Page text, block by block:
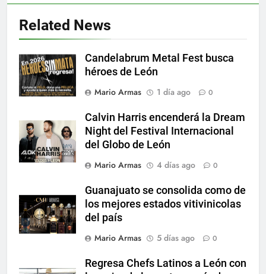
Related News
Candelabrum Metal Fest busca
héroes de León
Mario Armas
1 día ago 0
Calvin Harris encenderá la Dream
Night del Festival Internacional
del Globo de León
Mario Armas
4 días ago 0
Guanajuato se consolida como de
los mejores estados vitivinicolas
del país
Mario Armas
5 días ago 0
Regresa Chefs Latinos a León con